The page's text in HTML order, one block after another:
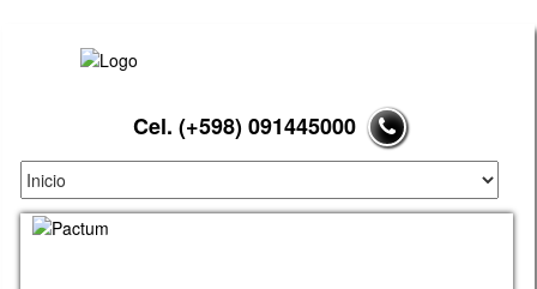
Cel. (+598) 091445000